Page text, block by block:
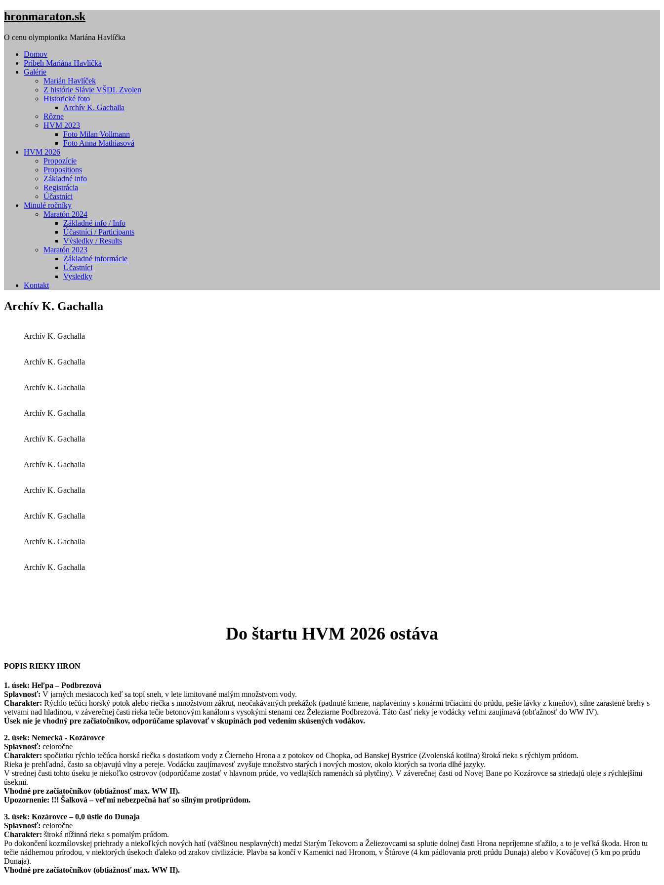
Skip
to
hronmaraton.sk
O cenu olympionika Mariána Havlíčka
Domov
Príbeh Mariána Havlíčka
Galérie
Marián Havlíček
Z histórie Slávie VŠDL Zvolen
Historické foto
Archív K. Gachalla
Rôzne
HVM 2023
Foto Milan Vollmann
Foto Anna Mathiasová
HVM 2026
Propozície
Propositions
Základné info
Registrácia
Účastníci
Minulé ročníky
Maratón 2024
Základné info / Info
Účastníci / Participants
Výsledky / Results
Maratón 2023
Základné informácie
Účastníci
Vysledky
Kontakt
Archív K. Gachalla
Archív K. Gachalla
Archív K. Gachalla
Archív K. Gachalla
Archív K. Gachalla
Archív K. Gachalla
Archív K. Gachalla
Archív K. Gachalla
Archív K. Gachalla
Archív K. Gachalla
Archív K. Gachalla
Do štartu HVM 2026 ostáva
POPIS RIEKY HRON
1. úsek: Heľpa – Podbrezová
Splavnosť: V jarných mesiacoch keď sa topí sneh, v lete limitované malým množstvom vody.
Charakter: Rýchlo tečúci horský potok alebo riečka s množstvom zákrut, neočakávaných prekážok (padnuté kmene, naplaveniny s konármi trčiacimi do prúdu, pešie lávky z kmeňov), silne zarastené brehy s
vetvami nad hladinou, v záverečnej časti rieka tečie betonovým kanálom s vysokými stenami cez Železiarne Podbrezová. Táto časť rieky je vodácky veľmi zaujímavá (obťažnosť do WW IV).
Úsek nie je vhodný pre začiatočníkov, odporúčame splavovať v skupinách pod vedením skúsených vodákov.
2. úsek: Nemecká - Kozárovce
Splavnosť: celoročne
Charakter: spočiatku rýchlo tečúca horská riečka s dostatkom vody z Čierneho Hrona a z potokov od Chopka, od Banskej Bystrice (Zvolenská kotlina) široká rieka s rýchlym prúdom.
Rieka je prehľadná, často sa objavujú vlny a pereje. Vodácku zaujímavosť zvyšuje množstvo starých i nových mostov, okolo ktorých sa tvoria dlhé jazyky.
V strednej časti tohto úseku je niekoľko ostrovov (odporúčame zostať v hlavnom prúde, vo vedlajších ramenách sú plytčiny). V záverečnej časti od Novej Bane po Kozárovce sa striedajú oleje s rýchlejšími
úsekmi.
Vhodné pre začiatočníkov (obtiažnosť max. WW II).
Upozornenie: !!! Šalková – veľmi nebezpečná hať so silným protiprúdom.
3. úsek: Kozárovce – 0,0 ústie do Dunaja
Splavnosť: celoročne
Charakter: široká nížinná rieka s pomalým prúdom.
Po dokončení kozmálovskej priehrady a niekoľkých nových hatí (väčšinou nesplavných) medzi Starým Tekovom a Želiezovcami sa splutie dolnej časti Hrona nepríjemne sťažilo, a to je veľká škoda. Hron tu
tečie nádhernou prírodou, v niektorých úsekoch ďaleko od zrakov civilizácie. Plavba sa končí v Kamenici nad Hronom, v Štúrove (4 km pádlovania proti prúdu Dunaja) alebo v Kováčovej (5 km po prúdu
Dunaja).
Vhodné pre začiatočníkov (obtiažnosť max. WW II).